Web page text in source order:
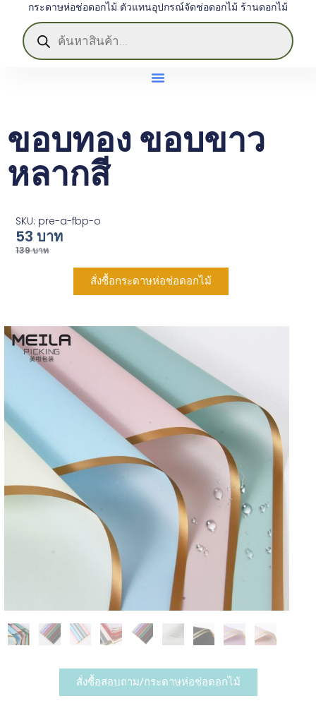
กระดาษห่อช่อดอกไม้ ตัวแทนอุปกรณ์จัดช่อดอกไม้ ร้านดอกไม้
ขอบทอง ขอบขาว
หลากสี
SKU: pre-a-fbp-o
139บาท
53บาท
สั่งซื้อกระดาษห่อช่อดอกไม้
สั่งซื้อสอบถาม/กระดาษห่อช่อดอกไม้